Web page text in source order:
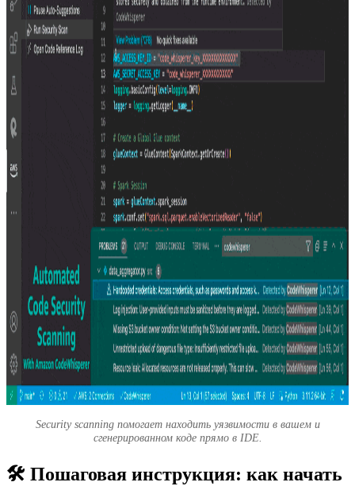
Security scanning помогает находить уязвимости в вашем и
сгенерированном коде прямо в IDE.
🛠️ Пошаговая инструкция: как начать